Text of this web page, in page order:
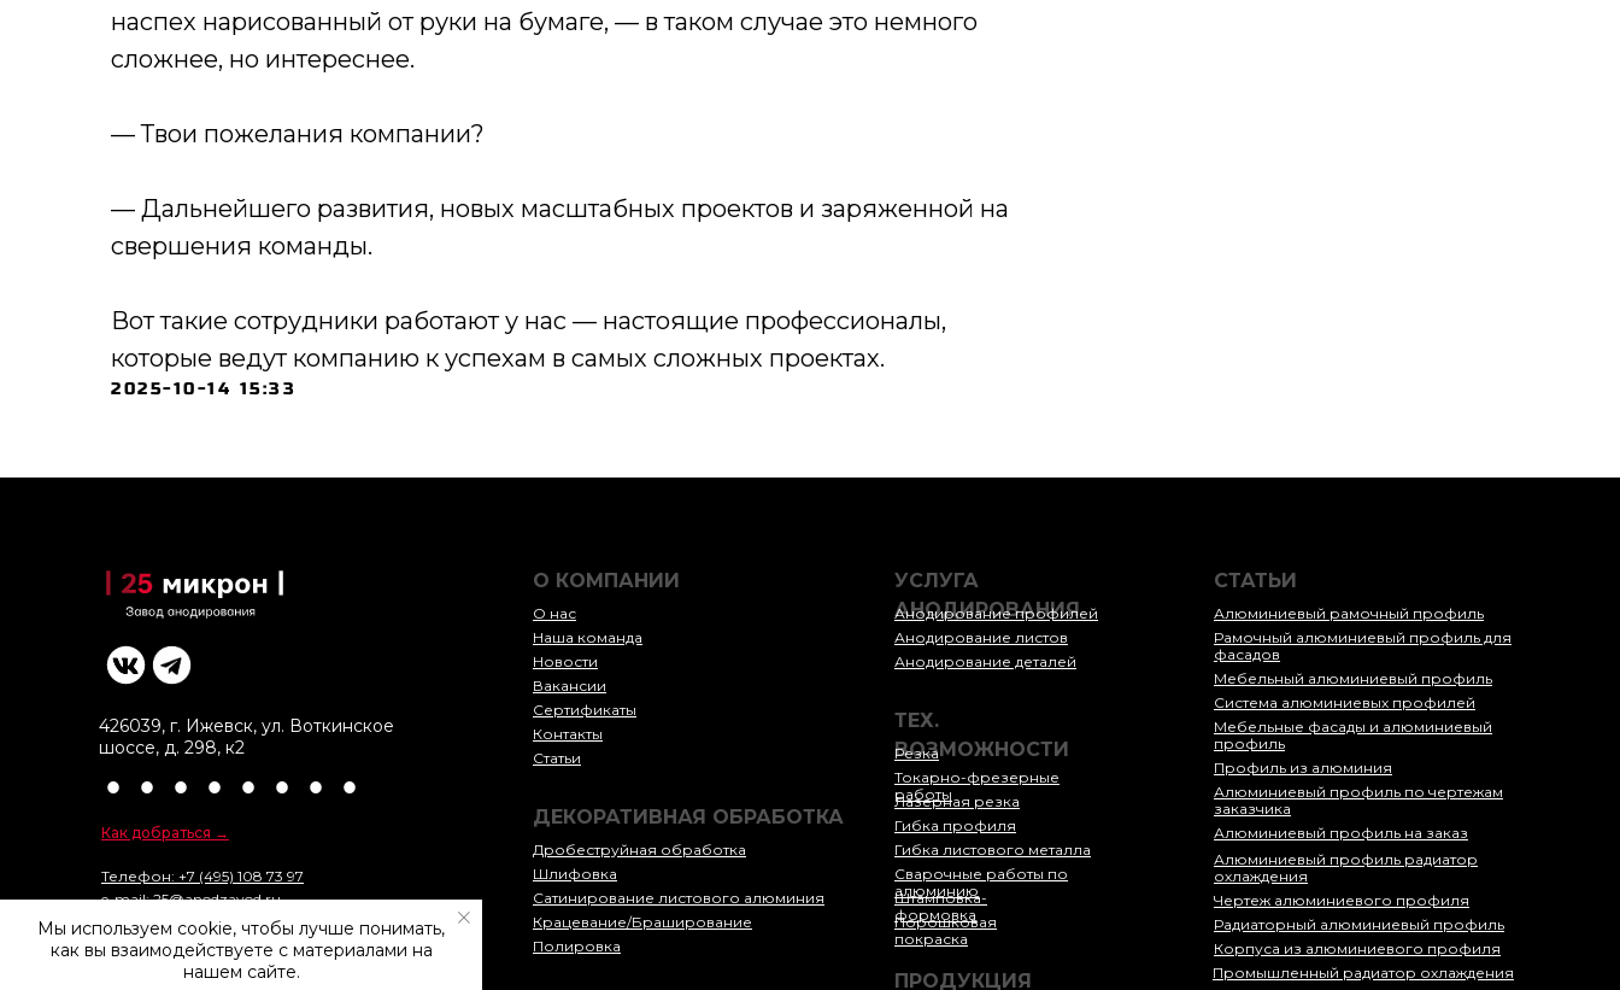
наспех нарисованный от руки на бумаге, — в таком случае это немного
сложнее, но интереснее.
— Твои пожелания компании?
— Дальнейшего развития, новых масштабных проектов и заряженной на
свершения команды.
Вот такие сотрудники работают у нас — настоящие профессионалы,
которые ведут компанию к успехам в самых сложных проектах.
2025-10-14 15:33
Мы используем cookie, чтобы лучше понимать,
как вы взаимодействуете с материалами на
нашем сайте.
ПРОДУКЦИЯ
УСЛУГА
АНОДИРОВАНИЯ
Анодирование профилей
Анодирование листов
Анодирование деталей
СТАТЬИ
Алюминиевый рамочный профиль
Система алюминиевых профилей
Профиль из алюминия
Алюминиевый профиль на заказ
Чертеж алюминиевого профиля
Корпуса из алюминиевого профиля
Промышленный радиатор охлаждения
Радиаторный алюминиевый профиль
Алюминиевый профиль радиатор
охлаждения
Алюминиевый профиль по чертежам
заказчика
Мебельные фасады и алюминиевый
профиль
Мебельный алюминиевый профиль
Рамочный алюминиевый профиль для
фасадов
ТЕХ.
ВОЗМОЖНОСТИ
Резка
Токарно-фрезерные
работы
Лазерная резка
Гибка профиля
Гибка листового металла
Сварочные работы по
алюминию
Штамповка-
формовка
Порошковая
покраска
Как добраться →
Телефон: +7 (495) 108 73 97
ООО «25 микрон»
ОГРН 1 171 832 010 316
e-mail: 25@anodzavod.ru
426039, г. Ижевск, ул. Воткинское
шоссе, д. 298, к2
• • • • • • • •
ДЕКОРАТИВНАЯ ОБРАБОТКА
Дробеструйная обработка
Шлифовка
Сатинирование листового алюминия
Крацевание/Браширование
Полировка
О КОМПАНИИ
О нас
Наша команда
Новости
Вакансии
Сертификаты
Контакты
Статьи